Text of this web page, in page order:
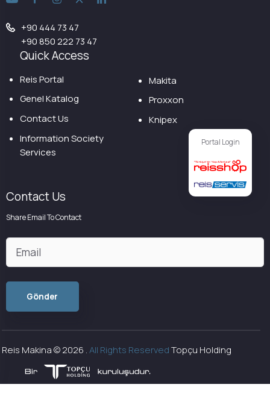
Portal Login
+90 444 73 47
+90 850 222 73 47
Quick Access
Reis Portal
Genel Katalog
Contact Us
Information Society
Services
Makita
Proxxon
Knipex
Contact Us
Share Email To Contact
Reis Makina ©2026 .All Rights Reserved Topçu Holding